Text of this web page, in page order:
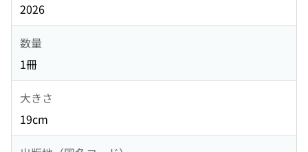
2026
数量
1冊
大きさ
19cm